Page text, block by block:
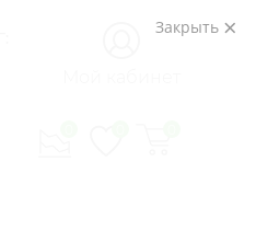
Закрыть